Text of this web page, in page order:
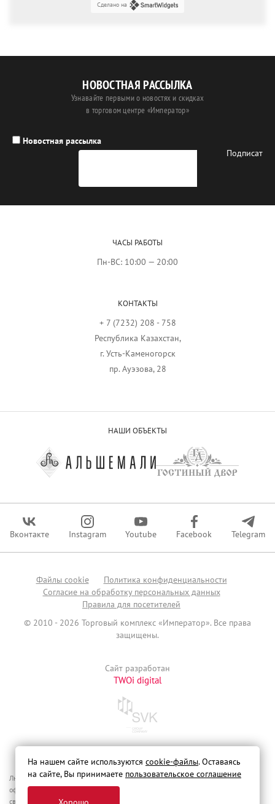
Сделано на
НОВОСТНАЯ РАССЫЛКА
Узнавайте первыми о новостях и скидках
в торговом центре «Император»
Новостная рассылка
ЧАСЫ РАБОТЫ
Пн-ВС: 10:00 — 20:00
КОНТАКТЫ
+ 7 (7232) 208 - 758
Республика Казахстан,
г. Усть-Каменогорск
пр. Ауэзова, 28
Вконтакте Instagram Youtube Facebook Telegram
НАШИ ОБЪЕКТЫ
Файлы сookie
Политика конфиденциальности
Согласие на обработку персональных данных
Правила для посетителей
© 2010 - 2026 Торговый комплекс «Император». Все права
защищены.
Сайт разработан
TWOi digital
Любая информация, указанная на сайте, не является офертой, публичной
офертой. Сведения о реализуемых товарах, оказываемых услугах и иные
сведения,
На нашем сайте используются cookie-файлы. Оставаясь
на сайте, Вы принимаете пользовательское соглашение